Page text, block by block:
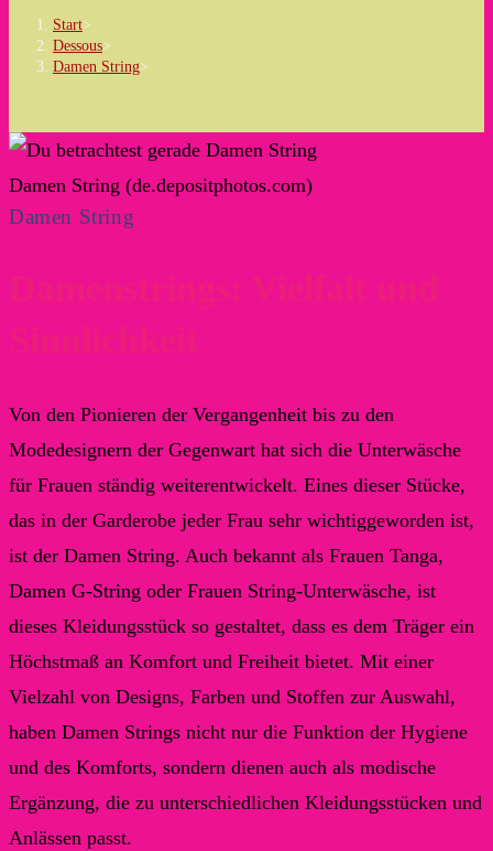
Start>
Dessous>
Damen String>
Damen String (de.depositphotos.com)
Damen String
Damenstrings: Vielfalt und
Sinnlichkeit
Von den Pionieren der Vergangenheit bis zu den
Modedesignern der Gegenwart hat sich die Unterwäsche
für Frauen ständig weiterentwickelt. Eines dieser Stücke,
das in der Garderobe jeder Frau sehr wichtiggeworden ist,
ist der Damen String. Auch bekannt als Frauen Tanga,
Damen G-String oder Frauen String-Unterwäsche, ist
dieses Kleidungsstück so gestaltet, dass es dem Träger ein
Höchstmaß an Komfort und Freiheit bietet. Mit einer
Vielzahl von Designs, Farben und Stoffen zur Auswahl,
haben Damen Strings nicht nur die Funktion der Hygiene
und des Komforts, sondern dienen auch als modische
Ergänzung, die zu unterschiedlichen Kleidungsstücken und
Anlässen passt.